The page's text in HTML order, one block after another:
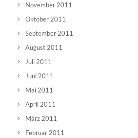
November 2011
Oktober 2011
September 2011
August 2011
Juli 2011
Juni 2011
Mai 2011
April 2011
März 2011
Februar 2011